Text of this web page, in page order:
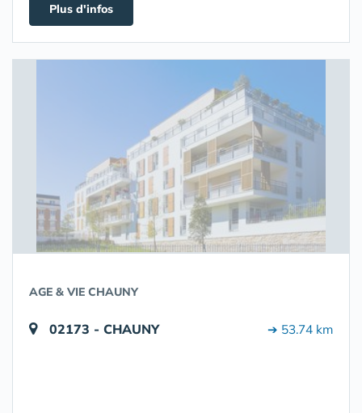
Plus d'infos
AGE & VIE CHAUNY
02173 - CHAUNY ➔ 53.74 km